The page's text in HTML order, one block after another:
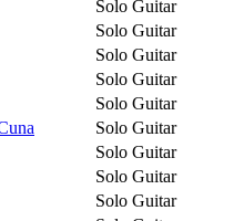
Solo Guitar
Solo Guitar
Solo Guitar
Solo Guitar
Solo Guitar
Solo Guitar
Solo Guitar
Solo Guitar
Solo Guitar